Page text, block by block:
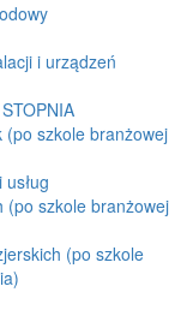
i urządzeń
(po szkole branżowej
(po szkole branżowej
(po szkole